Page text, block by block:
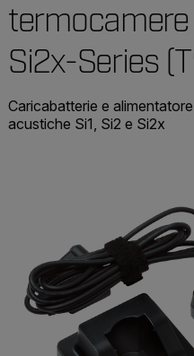
termocamere
Si2x-Series
Caricabatterie e
acustiche Si1, Si2 e Si2x